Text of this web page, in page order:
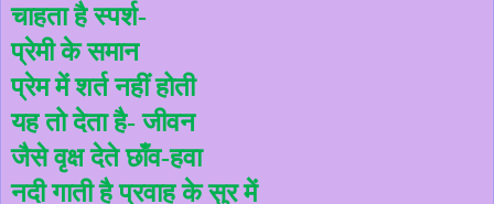
चाहता है स्पर्श-
प्रेमी के समान
प्रेम में शर्त नहीं होती
यह तो देता है-जीवन
जैसे वृक्ष देते छाँव-हवा
नदी गाती है प्रवाह के सुर में